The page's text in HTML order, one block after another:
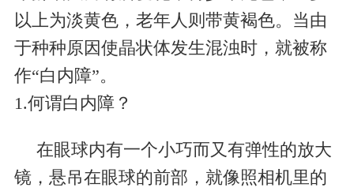
以上为淡黄色，老年人则带黄褐色。当由
于种种原因使晶状体发生混浊时，就被称
作“白内障”。
1.何谓白内障？
在眼球内有一个小巧而又有弹性的放大
镜，悬吊在眼球的前部，就像照相机里的